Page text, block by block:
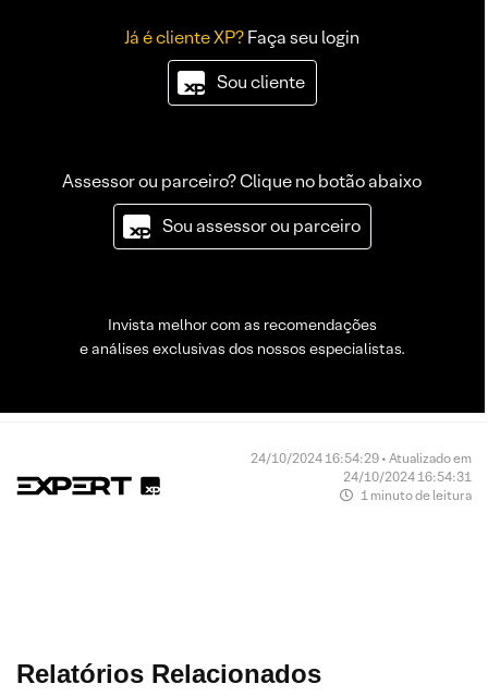
Já é cliente XP?Faça seu login
Sou cliente
Assessor ou parceiro? Clique no botão abaixo
Sou assessor ou parceiro
Invista melhor com as recomendações
e análises exclusivas dos nossos especialistas.
24/10/2024 16:54:29 • Atualizado em
24/10/2024 16:54:31
1 minuto de leitura
Relatórios Relacionados